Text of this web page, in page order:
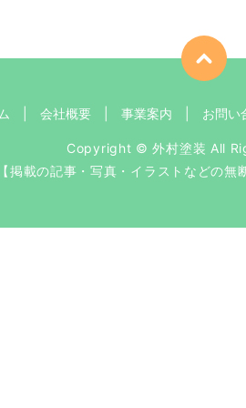
会社概要 事業案内 お問い
Copyright © 外村塗装 All
掲載の記事・写真・イラストなどの無